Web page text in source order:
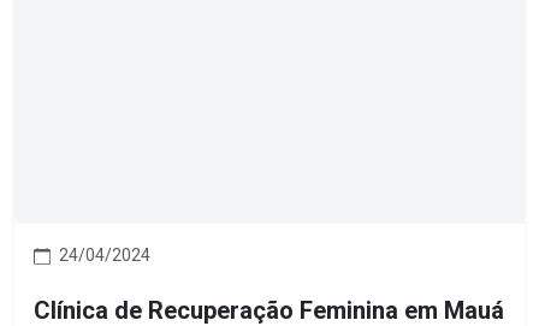
24/04/2024
Clínica de Recuperação Feminina em Mauá